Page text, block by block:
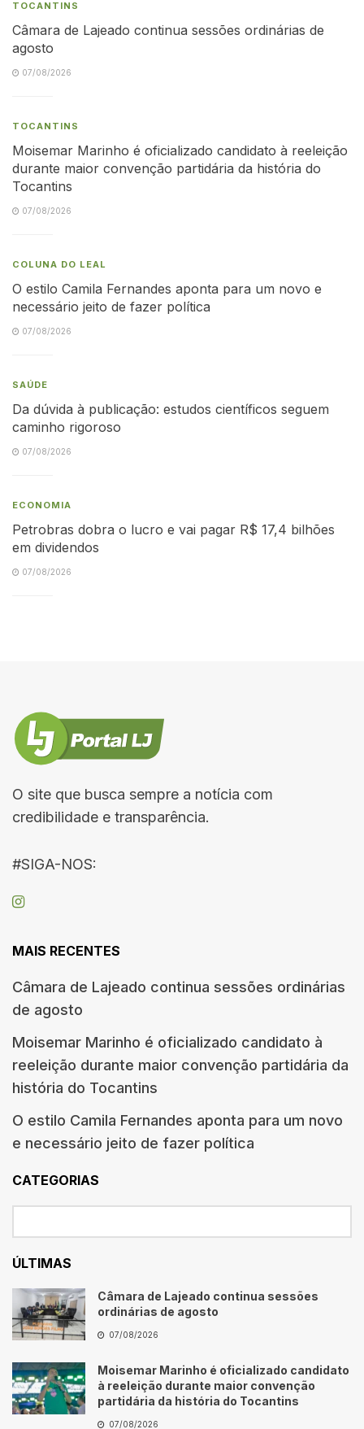
TOCANTINS
Câmara de Lajeado continua sessões ordinárias de
agosto
07/08/2026
TOCANTINS
Moisemar Marinho é oficializado candidato à reeleição
durante maior convenção partidária da história do
Tocantins
07/08/2026
COLUNA DO LEAL
O estilo Camila Fernandes aponta para um novo e
necessário jeito de fazer política
07/08/2026
SAÚDE
Da dúvida à publicação: estudos científicos seguem
caminho rigoroso
07/08/2026
ECONOMIA
Petrobras dobra o lucro e vai pagar R$ 17,4 bilhões
em dividendos
07/08/2026
O site que busca sempre a notícia com
credibilidade e transparência.
#SIGA-NOS:
MAIS RECENTES
Câmara de Lajeado continua sessões ordinárias
de agosto
Moisemar Marinho é oficializado candidato à
reeleição durante maior convenção partidária da
história do Tocantins
O estilo Camila Fernandes aponta para um novo
e necessário jeito de fazer política
CATEGORIAS
ÚLTIMAS
Câmara de Lajeado continua sessões
ordinárias de agosto
07/08/2026
Moisemar Marinho é oficializado candidato
à reeleição durante maior convenção
partidária da história do Tocantins
07/08/2026